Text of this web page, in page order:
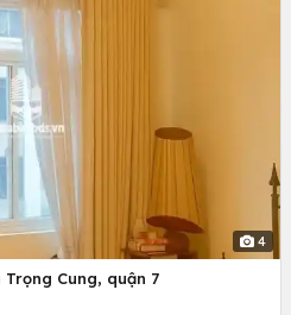
4
Trọng Cung, quận 7